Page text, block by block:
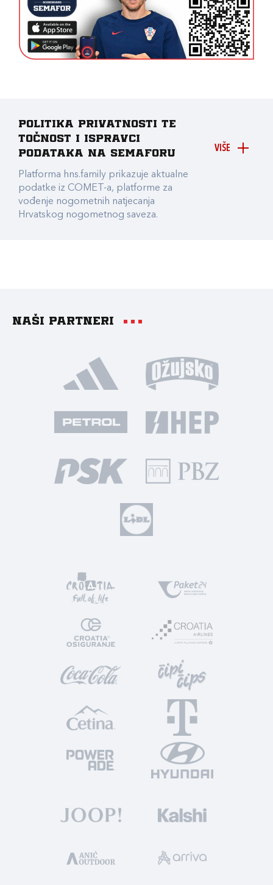
VIŠE
Politika privatnosti te
točnost i ispravci
podataka na Semaforu
Platforma hns.family prikazuje aktualne
podatke iz COMET-a, platforme za
vođenje nogometnih natjecanja
Hrvatskog nogometnog saveza.
Naši partneri